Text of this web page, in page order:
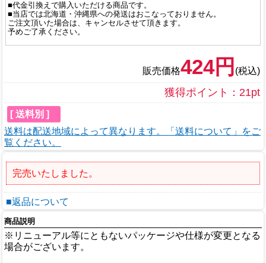
■代金引換えで購入いただける商品です。
■当店では北海道・沖縄県への発送はおこなっておりません。
ご注文頂いた場合は、キャンセルさせて頂きます。
予めご了承ください。
販売価格424円 (税込)
獲得ポイント：21pt
[ 送料別 ]
送料は配送地域によって異なります。「送料について」をご
覧ください。
完売いたしました。
■返品について
商品説明
※リニューアル等にともないパッケージや仕様が変更となる
場合がございます。